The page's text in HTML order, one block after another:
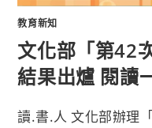
教育新知
文化部「第42
結果出爐 閱讀
讀.書.人 文化部辦理